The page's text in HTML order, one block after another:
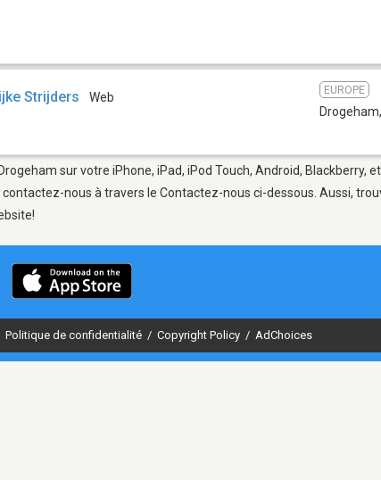
Strijders Web
EUROPE
Drogeham,
sur votre iPhone, iPad, iPod Touch, Android,
nous à travers le Contactez-nous ci-dessous. Aussi,
Politique de confidentialité / Copyright Policy / AdChoices